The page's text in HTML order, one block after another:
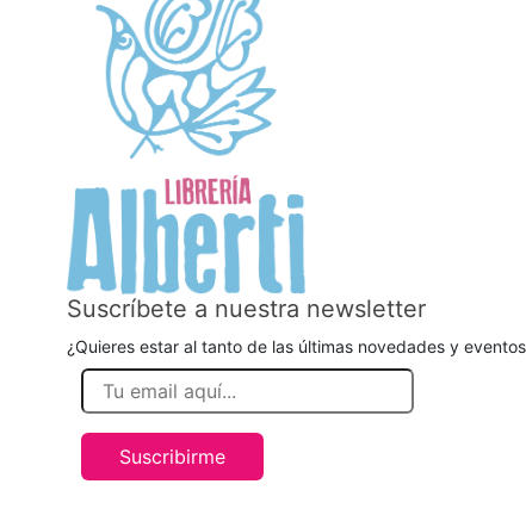
Suscríbete a nuestra newsletter
¿Quieres estar al tanto de las últimas novedades y
Suscribirme